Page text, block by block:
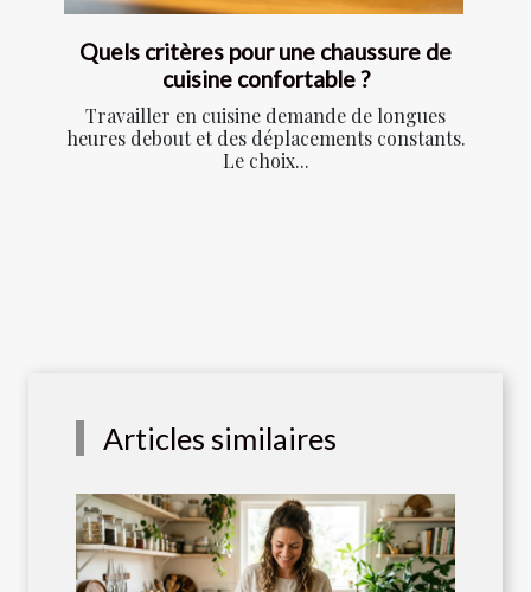
Quels critères pour une chaussure de
cuisine confortable ?
Travailler en cuisine demande de longues
heures debout et des déplacements constants.
Le choix...
Articles similaires